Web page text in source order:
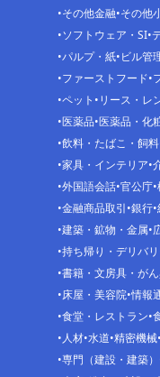
その他金融 その他
ソフトウェア・SI
パルプ・紙 ビル管
ファーストフード
ペット リース・レ
医薬品 医薬品・化
飲料・たばこ・飼料
家具・インテリア
外国語会話 官公庁
金融商品取引 銀行
建築・鉱物・金属
持ち帰り・デリバ
書籍・文房具・が
床屋・美容院 情報
食堂・レストラン
人材 水道 精密機械
専門（建設・建築）